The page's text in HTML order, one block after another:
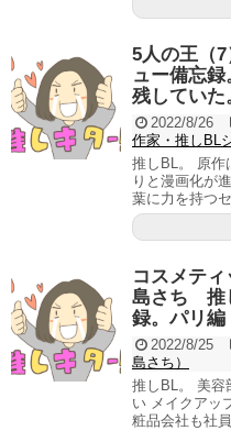
5人の王（
ュー備忘
残していた
2022/8/26
作家・推しBL
推しBL。 原作
りと漫画化が
葉に力を持つ
コスメテ
島さち 推
録。パリ編
2022/8/25
島さち）
推しBL。 美容
い メイクアッ
粧品会社も社